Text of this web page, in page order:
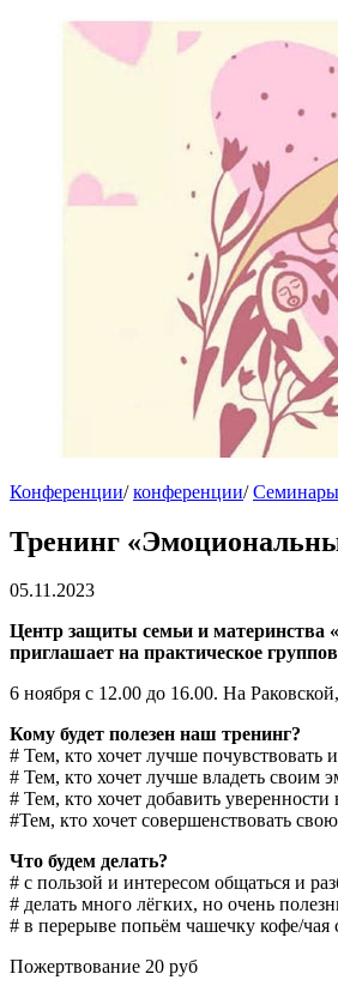
Конференции/конференции/Семинары
Тренинг
05.11.2023
Центр защиты семьи и материнства
приглашает на практическое
6 ноября с 12.00 до 16.00. На
Кому будет полезен наш тренинг?
# Тем, кто хочет лучше почувствовать
# Тем, кто хочет лучше владеть своим
# Тем, кто хочет добавить
#Тем, кто хочет совершенствовать
Что будем делать?
# с пользой и интересом общаться и
# делать много лёгких, но очень
# в перерыве попьём чашечку кофе/
Пожертвование 20 руб